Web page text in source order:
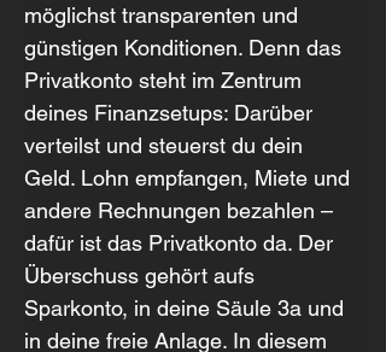
möglichst transparenten und
günstigen Konditionen. Denn das
Privatkonto steht im Zentrum
deines Finanzsetups: Darüber
verteilst und steuerst du dein
Geld. Lohn empfangen, Miete und
andere Rechnungen bezahlen –
dafür ist das Privatkonto da. Der
Überschuss gehört aufs
Sparkonto, in deine Säule 3a und
in deine freie Anlage. In diesem